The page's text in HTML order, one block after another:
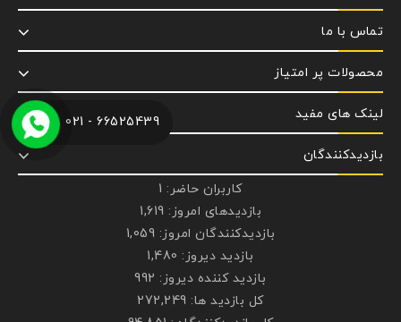
تماس با ما
محصولات پر امتیاز
لینک های مفید
بازدیدکنندگان
کاربران حاضر: 1
بازدیدهای امروز: 1,619
بازدیدکنندگان امروز: 1,059
بازدید دیروز: 1,480
بازدید کننده دیروز: 992
کل بازدید ها: 272,249
66525439 - 021